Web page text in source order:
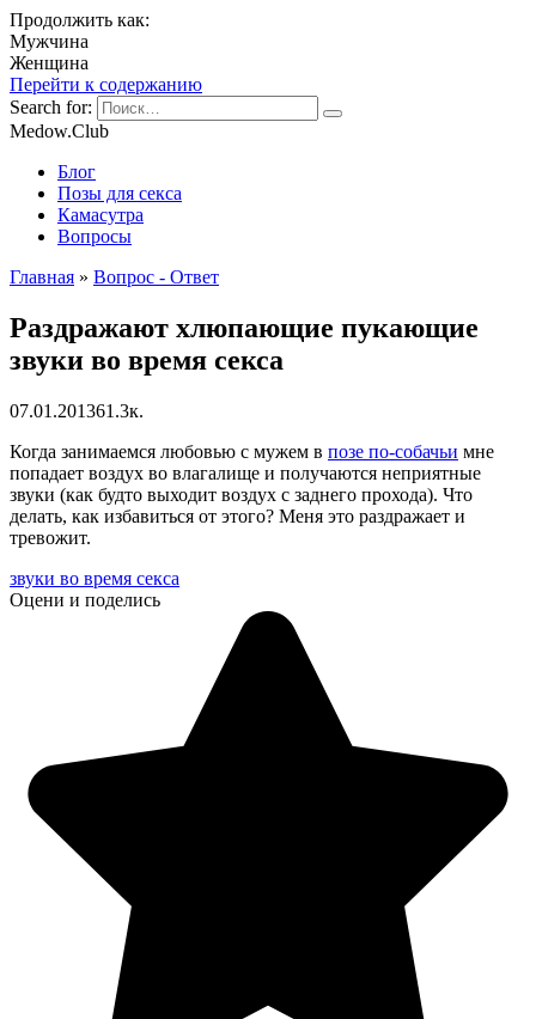
Продолжить как:
Мужчина
Женщина
Перейти к содержанию
Search for:
Medow.Club
Блог
Позы для секса
Камасутра
Вопросы
Главная » Вопрос - Ответ
Раздражают хлюпающие пукающие
звуки во время секса
07.01.201361.3к.
Когда занимаемся любовью с мужем в позе по-собачьи мне
попадает воздух во влагалище и получаются неприятные
звуки (как будто выходит воздух с заднего прохода). Что
делать, как избавиться от этого? Меня это раздражает и
тревожит.
звуки во время секса
Оцени и поделись